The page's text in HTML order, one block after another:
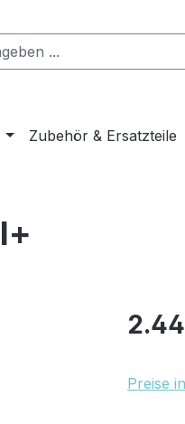
Zubehör & Ersatzteile
Preise